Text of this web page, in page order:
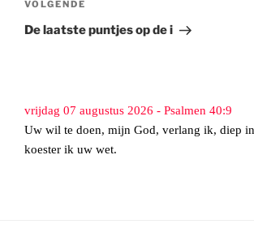
Volgend
bericht
VOLGENDE
De laatste puntjes op de i
vrijdag 07 augustus 2026 - Psalmen 40:9
Uw wil te doen, mijn God, verlang ik, diep
koester ik uw wet.